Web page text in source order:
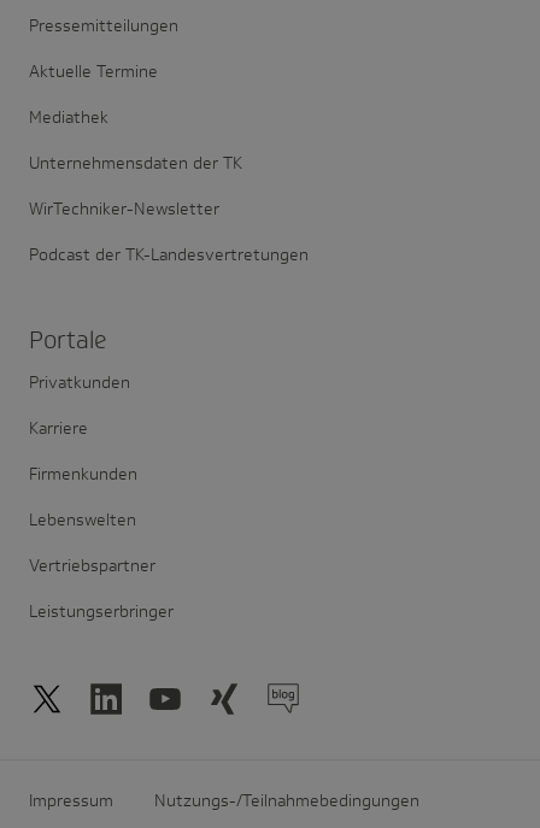
Pressemitteilungen
Aktuelle Termine
Mediathek
Unternehmensdaten der TK
WirTechniker-Newsletter
Podcast der TK-Landesvertretungen
Portale
Privatkunden
Karriere
Firmenkunden
Lebenswelten
Vertriebspartner
Leistungserbringer
Impressum Nutzungs-/Teilnahmebedingungen